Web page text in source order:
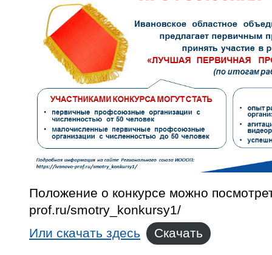
Положение о конкурсе можно
prof.ru/smotry_konkursy1/
Или скачать здесь
Скачать